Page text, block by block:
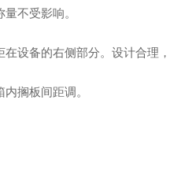
量不受影响。
设备的右侧部分。设计合理
搁板间距调。